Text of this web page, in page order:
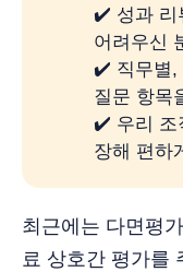
✔️ 성과 리
어려우신
✔️ 직무별,
질문 항목
✔️ 우리 조
장해 편하
최근에는 다면평
료 상호간 평가를